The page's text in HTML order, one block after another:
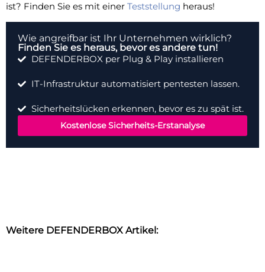
ist? Finden Sie es mit einer Teststellung heraus!
Wie angreifbar ist Ihr Unternehmen wirklich?
Finden Sie es heraus, bevor es andere tun!
DEFENDERBOX per Plug & Play installieren
IT-Infrastruktur automatisiert pentesten lassen.
Sicherheitslücken erkennen, bevor es zu spät ist.
Kostenlose Sicherheits-Erstanalyse
Weitere DEFENDERBOX Artikel: